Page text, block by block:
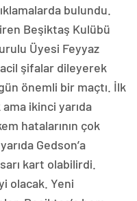
bulundu.
Beşiktaş Kulübü
Üyesi Feyyaz
acil şifalar dileyerek
önemli bir maçtı. İlk
ikinci yarıda
hatalarının çok
Gedson’a
kart olabilirdi.
olacak. Yeni